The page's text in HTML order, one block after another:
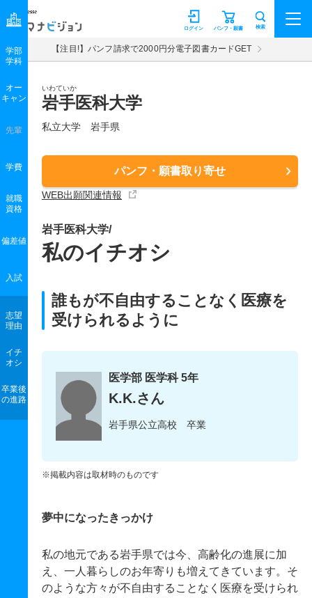
マナビジョン パンフ・願書
ログイン 検索
【注目!】パンフ請求で2000円分電子図書カードGET
いわていか
岩手医科大学
私立大学 岩手県
パンフ・願書取り寄せ
WEB出願関連情報
学部
学科
オー
キャン
先輩
学費
就職
資格
偏差値
入試
志望
理由
イチ
オシ
卒業後
の進路
岩手医科大学/
私のイチオシ
誰もが不自由することなく医療を
受けられるように
医学部 医学科 5年
K.K.さん
岩手県公立高校 卒業
※掲載内容は取材時のものです
夢中になったきっかけ
私の地元である岩手県では今、高齢化の進展に加
え、一人暮らしのお年寄りも増えてきています。そ
のような方々が不自由することなく医療を受けられ